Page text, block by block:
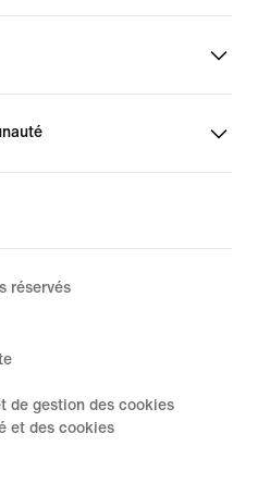
réservés
de gestion des cookies
et des cookies